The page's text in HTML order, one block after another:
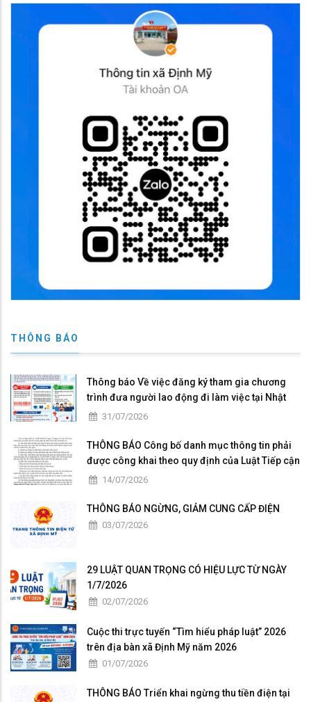
THÔNG BÁO
Thông báo Về việc đăng ký tham gia chương
trình đưa người lao động đi làm việc tại Nhật
Bản theo hợp đồng
31/07/2026
THÔNG BÁO Công bố danh mục thông tin phải
được công khai theo quy định của Luật Tiếp cận
thông tin thuộc trách nhiệm công bố của UBND
14/07/2026
THÔNG BÁO NGỪNG, GIẢM CUNG CẤP ĐIỆN
03/07/2026
29 LUẬT QUAN TRỌNG CÓ HIỆU LỰC TỪ NGÀY
1/7/2026
02/07/2026
Cuộc thi trực tuyến “Tìm hiểu pháp luật” 2026
trên địa bàn xã Định Mỹ năm 2026
01/07/2026
THÔNG BÁO Triển khai ngừng thu tiền điện tại